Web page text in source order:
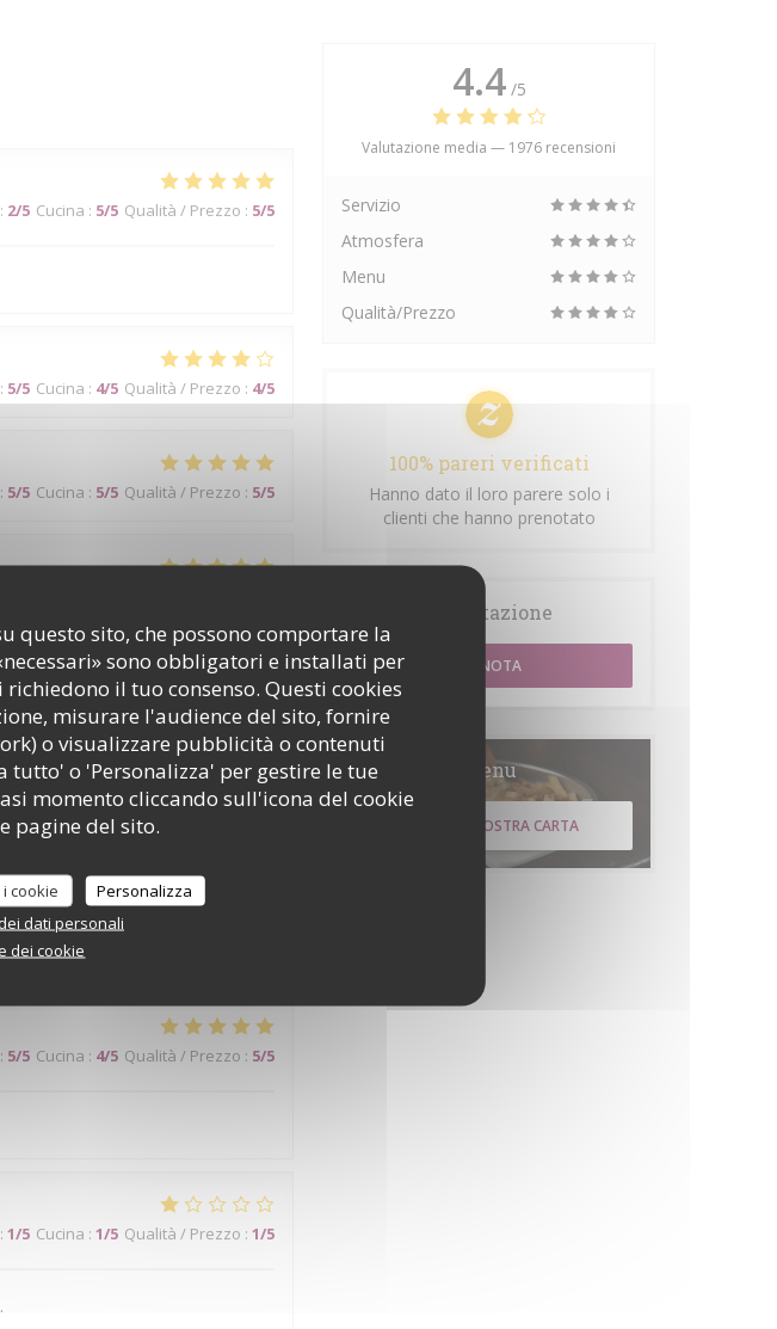
questo sito, che possono comportare la
sono obbligatori e installati per
il tuo consenso. Questi cookies
misurare l'audience del sito, fornire
o visualizzare pubblicità o contenuti
tutto' o 'Personalizza' per gestire le tue
momento cliccando sull'icona del cookie
pagine del sito.
cookie
Personalizza
dati personali
dei cookie
: 2/5 Cucina : 5/5 Qualità / Prezzo : 5/5
: 5/5 Cucina : 4/5 Qualità / Prezzo : 4/5
: 5/5 Cucina : 5/5 Qualità / Prezzo : 5/5
5/5 Cucina : 5/5 Qualità / Prezzo: 5/5
5/5 Cucina:
: 5/5 Cucina : 4/5 Qualità / Prezzo : 5/5
: 1/5 Cucina : 1/5 Qualità / Prezzo : 1/5
4.4 /5
Valutazione media — 1976 recensioni
Servizio
Atmosfera
Menu
Qualità/Prezzo
100% pareri verificati
Hanno dato il loro parere solo i
clienti che hanno prenotato
Prenotazione
PRENOTA
Menu
SCOPRI LA NOSTRA CARTA